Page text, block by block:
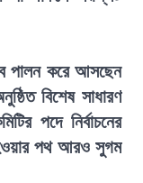
পালন করে আসছেন
বিশেষ সাধারণ
পদে নির্বাচনের
হওয়ার পথ আরও সুগম